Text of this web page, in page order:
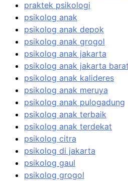
praktek psikologi
psikolog anak
psikolog anak depok
psikolog anak grogol
psikolog anak jakarta
psikolog anak jakarta barat
psikolog anak kalideres
psikolog anak meruya
psikolog anak pulogadung
psikolog anak terbaik
psikolog anak terdekat
psikolog citra
psikolog di jakarta
psikolog gaul
psikolog grogol